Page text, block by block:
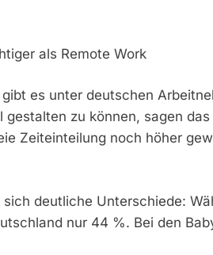
als Remote Work
es unter deutschen
zu können, sagen
Zeiteinteilung noch höher
deutliche Unterschiede:
nur 44 %. Bei den